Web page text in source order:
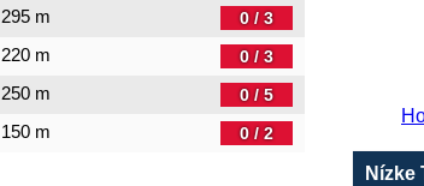
295 m 0 / 3
220 m 0 / 3
250 m 0 / 5
150 m 0 / 2
Nízke